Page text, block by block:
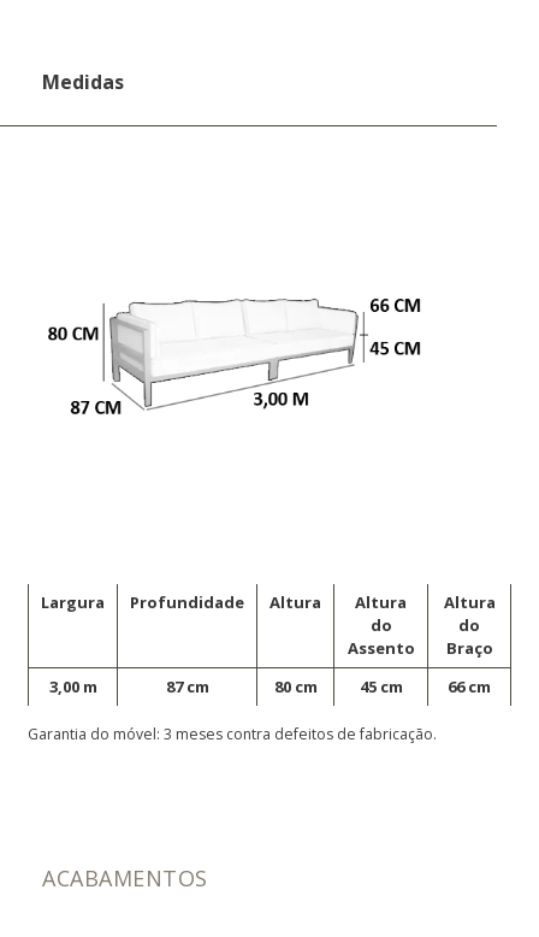
Medidas
Largura Profundidade Altura
Altura
do
Assento
Altura
do
Braço
3,00 m
87 cm 80 cm 45 cm 66 cm
Garantia do móvel: 3 meses contra defeitos de fabricação.
ACABAMENTOS